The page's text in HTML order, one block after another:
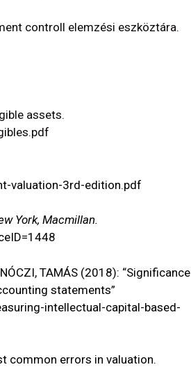
controll elemzési eszköztára.
assets.
valuation-3rd-edition.pdf
York, Macmillan.
TAMÁS (2018): “Significance
statements”
intellectual-capital-based-
common errors in valuation.